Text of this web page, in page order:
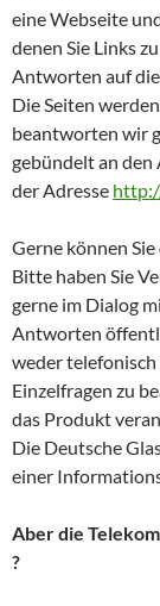
eine Webseite
denen Sie Links
Antworten auf
Die Seiten
beantworten wir
gebündelt an den
der Adresse
Gerne können
Bitte haben Sie
gerne im Dialog
Antworten
weder
Einzelfragen zu
das Produkt
Die Deutsche
einer
Aber die
?